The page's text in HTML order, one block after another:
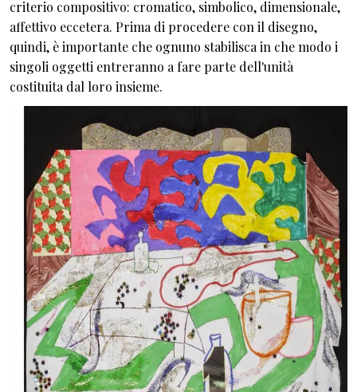
criterio compositivo: cromatico, simbolico, dimensionale,
affettivo eccetera. Prima di procedere con il disegno,
quindi, è importante che ognuno stabilisca in che modo i
singoli oggetti entreranno a fare parte dell'unità
costituita dal loro insieme.